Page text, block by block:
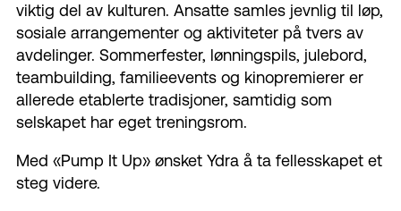
viktig del av kulturen. Ansatte samles jevnlig til løp,
sosiale arrangementer og aktiviteter på tvers av
avdelinger. Sommerfester, lønningspils, julebord,
teambuilding, familieevents og kinopremierer er
allerede etablerte tradisjoner, samtidig som
selskapet har eget treningsrom.
Med «Pump It Up» ønsket Ydra å ta fellesskapet et
steg videre.